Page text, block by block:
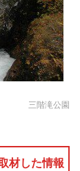
三階滝公園
材した情報